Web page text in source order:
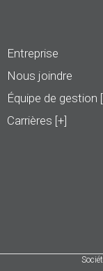
Entreprise
Nous joindre
Équipe de gestion
Carrières [+]